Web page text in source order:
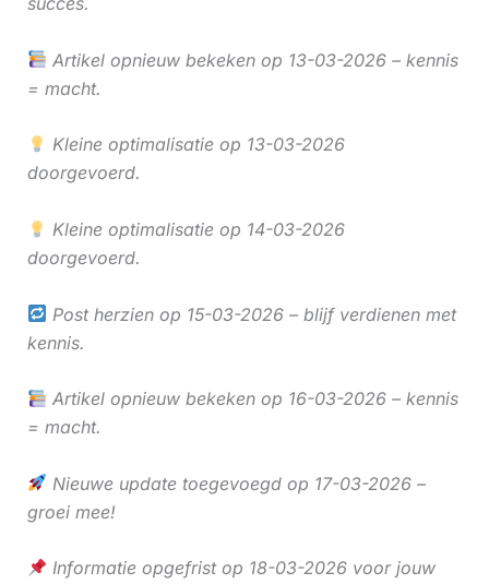
Artikel opnieuw bekeken op 13-03-2026 – kennis
= macht.
Kleine optimalisatie op 13-03-2026
doorgevoerd.
Kleine optimalisatie op 14-03-2026
doorgevoerd.
Post herzien op 15-03-2026 – blijf verdienen met
kennis.
Artikel opnieuw bekeken op 16-03-2026 – kennis
= macht.
Nieuwe update toegevoegd op 17-03-2026 –
groei mee!
Informatie opgefrist op 18-03-2026 voor jouw